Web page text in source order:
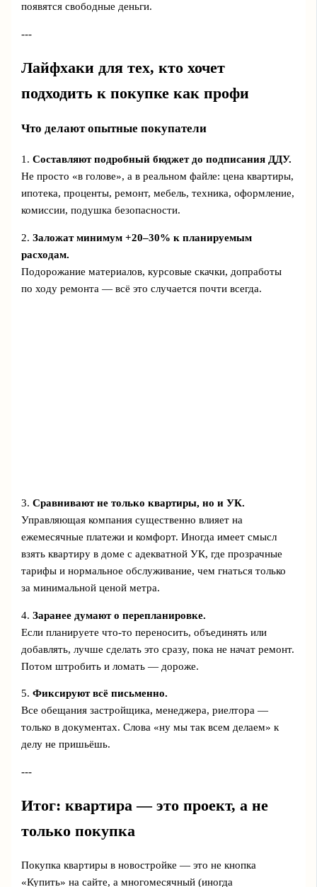
появятся свободные деньги.
---
Лайфхаки для тех, кто хочет
подходить к покупке как профи
Что делают опытные покупатели
1.Составляют подробный бюджет до подписания ДДУ.
Не просто «в голове», а в реальном файле: цена квартиры,
ипотека, проценты, ремонт, мебель, техника, оформление,
комиссии, подушка безопасности.
2.Заложат минимум +20–30% к планируемым
расходам.
Подорожание материалов, курсовые скачки, допработы
по ходу ремонта ― всё это случается почти всегда.
3.Сравнивают не только квартиры, но и УК.
Управляющая компания существенно влияет на
ежемесячные платежи и комфорт. Иногда имеет смысл
взять квартиру в доме с адекватной УК, где прозрачные
тарифы и нормальное обслуживание, чем гнаться только
за минимальной ценой метра.
4.Заранее думают о перепланировке.
Если планируете что-то переносить, объединять или
добавлять, лучше сделать это сразу, пока не начат ремонт.
Потом штробить и ломать — дороже.
5.Фиксируют всё письменно.
Все обещания застройщика, менеджера, риелтора —
только в документах. Слова «ну мы так всем делаем» к
делу не пришьёшь.
---
Итог: квартира — это проект, а не
только покупка
Покупка квартиры в новостройке — это не кнопка
«Купить» на сайте, а многомесячный (иногда